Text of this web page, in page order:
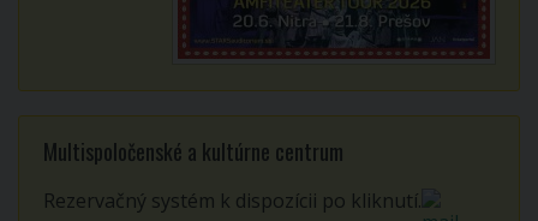
Multispoločenské a kultúrne centrum
Rezervačný systém k dispozícii po kliknutí.